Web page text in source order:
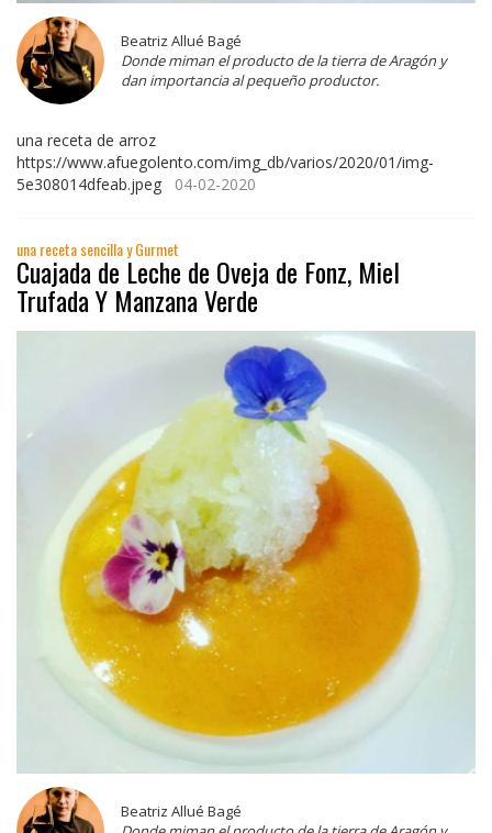
Beatriz Allué Bagé
Donde miman el producto de la tierra de Aragón y
dan importancia al pequeño productor.
una receta de arroz
https://www.afuegolento.com/img_db/varios/2020/01/img-
5e308014dfeab.jpeg 04-02-2020
una receta sencilla y Gurmet
Cuajada de Leche de Oveja de Fonz, Miel
Trufada Y Manzana Verde
Beatriz Allué Bagé